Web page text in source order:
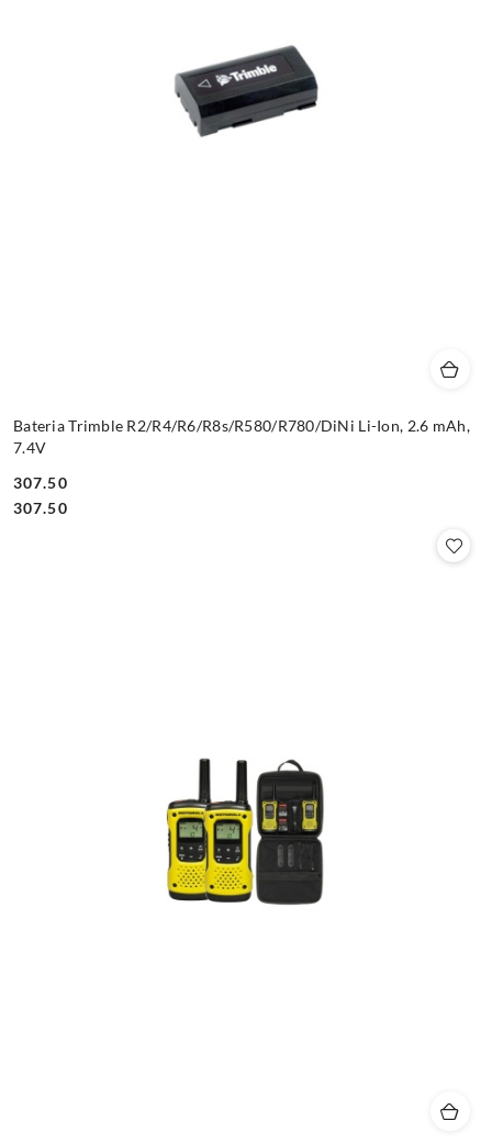
Bateria Trimble R2/R4/R6/R8s/R580/R780/DiNi Li-Ion, 2.6 mAh,
7.4V
Cena:
307.50
Cena:
307.50